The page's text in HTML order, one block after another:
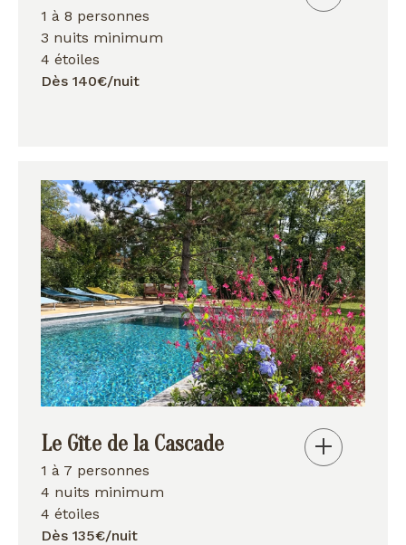
1 à 8 personnes
3 nuits minimum
4 étoiles
Dès 140€/nuit
Le Gîte de la Cascade
1 à 7 personnes
4 nuits minimum
4 étoiles
Dès 135€/nuit